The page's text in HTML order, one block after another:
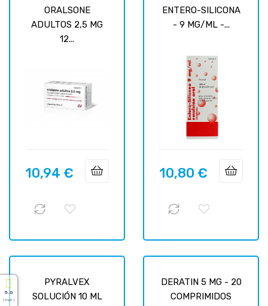
ORALSONE
ADULTOS 2,5 MG
12...
Цена
10,94 €
ENTERO-SILICONA
- 9 MG/ML -...
Цена
10,80 €
PYRALVEX
SOLUCIÓN 10 ML
DERATIN 5 MG - 20
COMPRIMIDOS
5.0
( На 5 )